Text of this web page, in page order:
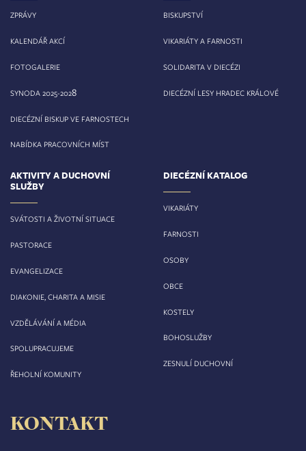
ZPRÁVY
KALENDÁŘ AKCÍ
FOTOGALERIE
SYNODA 2025-2028
DIECÉZNÍ BISKUP VE FARNOSTECH
NABÍDKA PRACOVNÍCH MÍST
BISKUPSTVÍ
VIKARIÁTY A FARNOSTI
SOLIDARITA V DIECÉZI
DIECÉZNÍ LESY HRADEC KRÁLOVÉ
AKTIVITY A DUCHOVNÍ
SLUŽBY
SVÁTOSTI A ŽIVOTNÍ SITUACE
PASTORACE
EVANGELIZACE
DIAKONIE, CHARITA A MISIE
VZDĚLÁVÁNÍ A MÉDIA
SPOLUPRACUJEME
ŘEHOLNÍ KOMUNITY
DIECÉZNÍ KATALOG
VIKARIÁTY
FARNOSTI
OSOBY
OBCE
KOSTELY
BOHOSLUŽBY
ZESNULÍ DUCHOVNÍ
KONTAKT